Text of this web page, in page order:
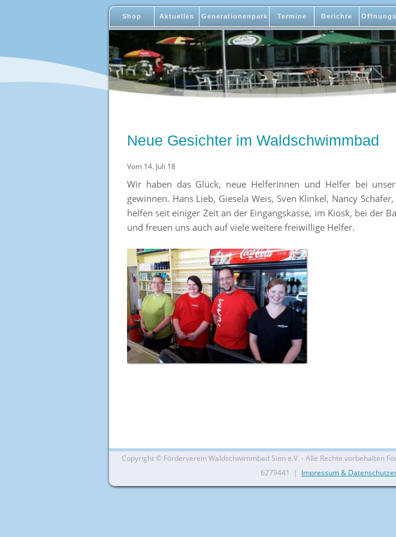
Shop Aktuelles Generationenpark Termine Berichte
Neue Gesichter im Waldschwimmbad
Vom 14. Juli 18
Wir haben das Glück, neue Helferinnen und Helfer bei
gewinnen. Hans Lieb, Giesela Weis, Sven Klinkel, Nancy
helfen seit einiger Zeit an der Eingangskasse, im Kiosk, bei der
und freuen uns auch auf viele weitere freiwillige Helfer.
Copyright © Förderverein Waldschwimmbad Sinn e.V. - Alle Rechte vorbehalten
6279441 | Impressum &